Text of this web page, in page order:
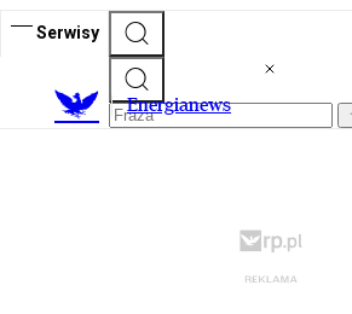
Serwisy
Energianews